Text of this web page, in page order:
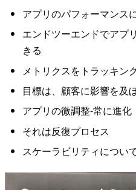
アプリのパフォーマンス
エンドツーエンドでアプ
きる
メトリクスをトラッキン
目標は、顧客に影響を及
アプリの微調整-常に進化
それは反復プロセス
スケーラビリティについ